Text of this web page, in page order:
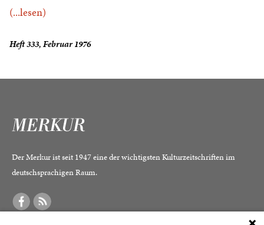
(...lesen)
Heft 333, Februar 1976
Der Merkur ist seit 1947 eine der wichtigsten Kulturzeitschriften im
deutschsprachigen Raum.